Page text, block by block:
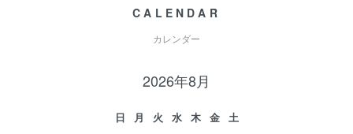
CALENDAR
カレンダー
2026年8月
日 月 火 水 木 金
土